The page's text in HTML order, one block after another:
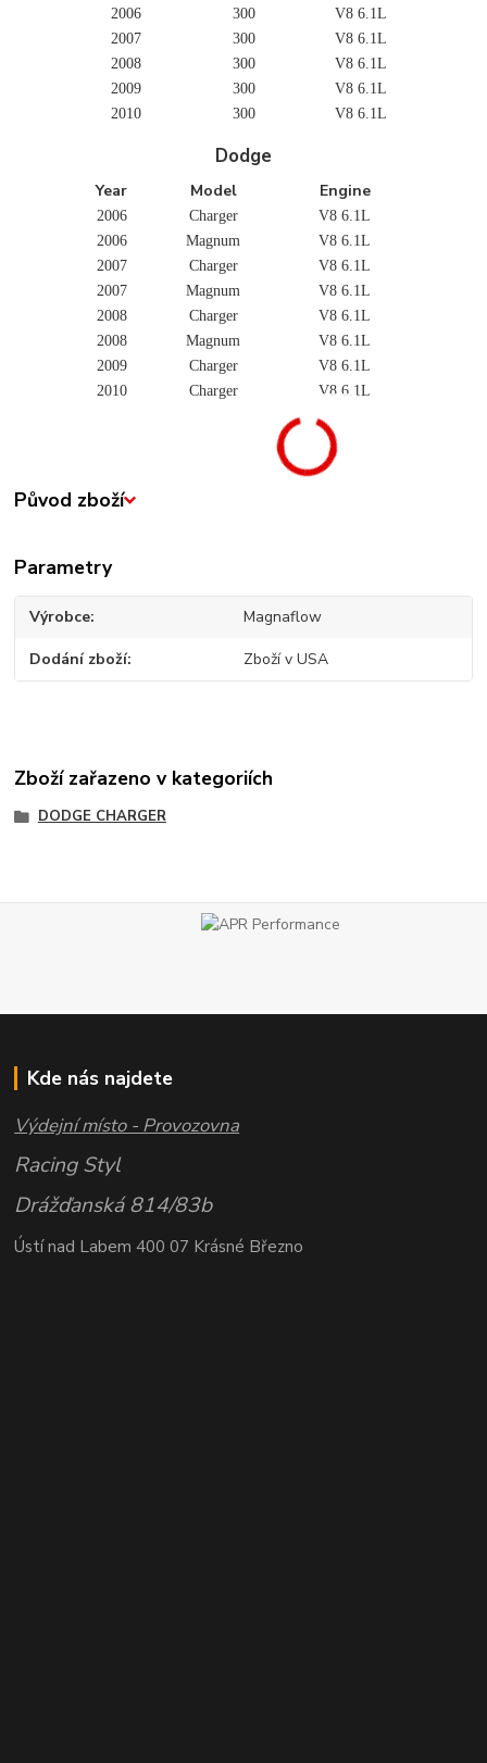
2006 300
V8 6.1L
2007
300
V8 6.1L
2008
300
V8 6.1L
2009
300
V8 6.1L
2010
300 V8 6.1L
Dodge
Year Model Engine
2006 Charger
V8 6.1L
2006
Magnum
V8 6.1L
2007
Charger
V8 6.1L
2007
Magnum
V8 6.1L
2008
Charger
V8 6.1L
2008
Magnum
V8 6.1L
2009
Charger
V8 6.1L
2010
Charger V8 6.1L
Původ zboží
Parametry
Výrobce Magnaflow
Dodání zboží Zboží v USA
Zboží zařazeno v kategoriích
DODGE CHARGER
Kde nás najdete
Výdejní místo - Provozovna
Racing Styl
Drážďanská 814/83b
Ústí nad Labem 400 07 Krásné Březno